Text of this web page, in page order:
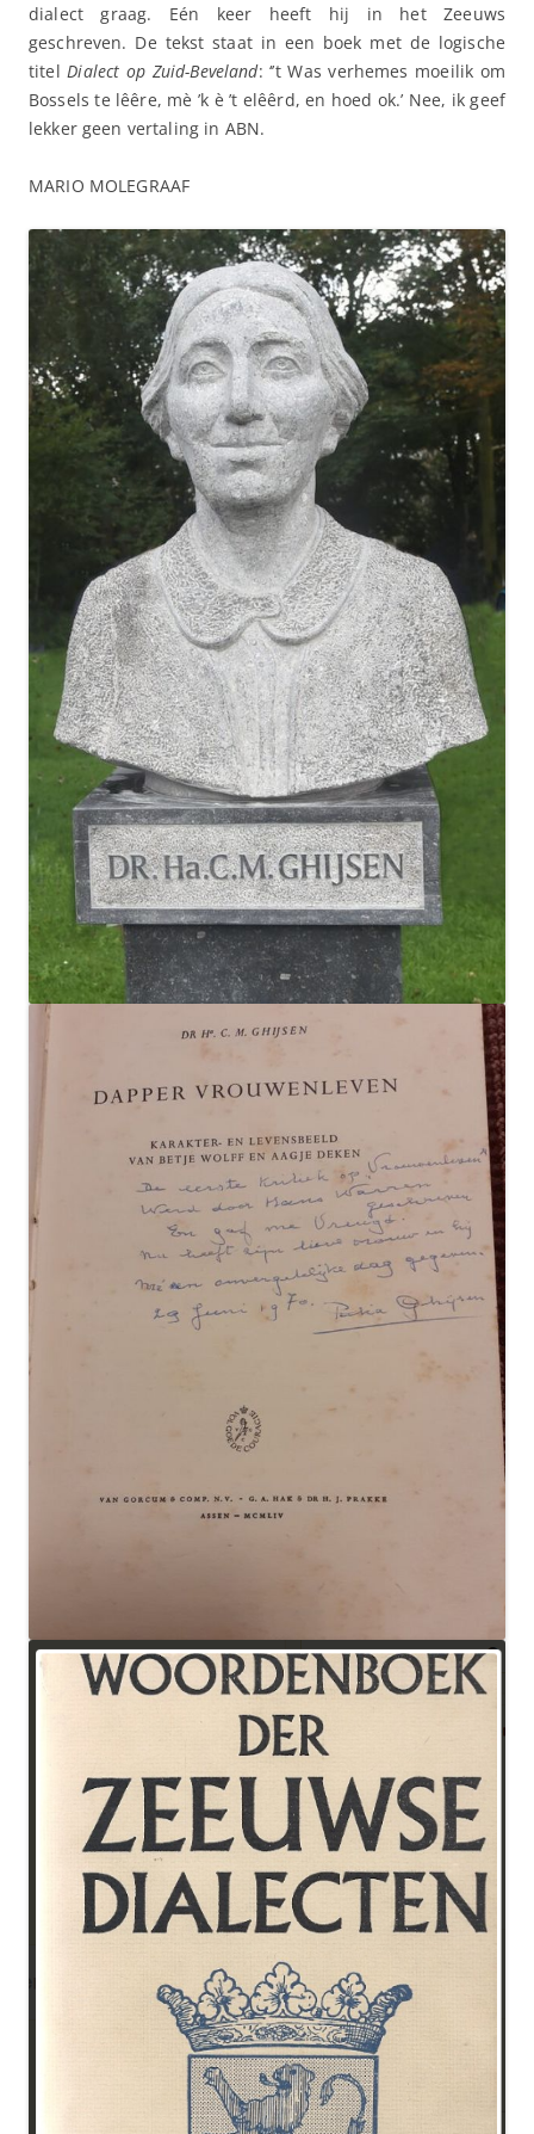
dialect graag. Eén keer heeft hij in het Zeeuws
geschreven. De tekst staat in een boek met de logische
titel Dialect op Zuid-Beveland: ‘’t Was verhemes moeilik om
Bossels te lêêre, mè ʼk è ’t elêêrd, en hoed ok.’ Nee, ik geef
lekker geen vertaling in ABN.
MARIO MOLEGRAAF